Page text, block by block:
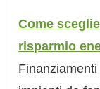
Come
risparmio